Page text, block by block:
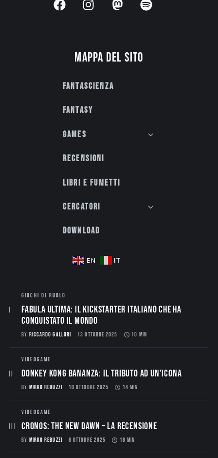
Mappa del sito
Fantascienza
Fantasy
Games
Recensioni
Libri e fumetti
Cercatori
Download
EN IT
GIOCHI DI RUOLO
Fabula Ultima: il Kickstarter italiano che ha
conquistato il mondo
BY RICCARDO GALLORI 13 OTTOBRE 2025 10 MIN
VIDEOGAME
Donkey Kong Bananza: Il Tributo ad un’Icona
BY MIRKO REBUZZI 10 OTTOBRE 2025 14 MIN
VIDEOGAME
CRONOS: THE NEW DAWN – La Recensione
BY MIRKO REBUZZI 8 OTTOBRE 2025 18 MIN